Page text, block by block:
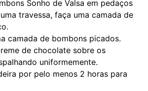
Sonho de Valsa em pedaços
travessa, faça uma camada de
camada de bombons picados.
de chocolate sobre os
uniformemente.
por pelo menos 2 horas para